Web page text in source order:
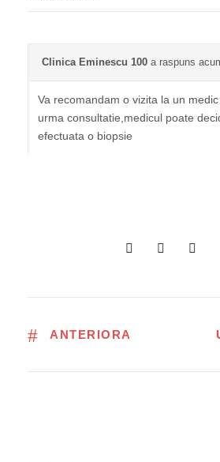
Clinica Eminescu 100 a raspuns
Va recomandam o vizita la un
urma consultatie,medicul poate
efectuata o biopsie
ANTERIORA